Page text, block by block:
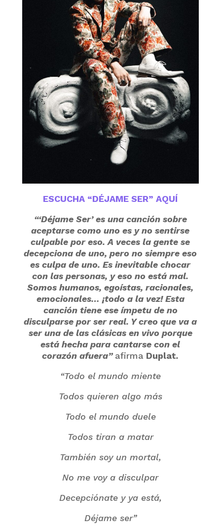
ESCUCHA “DÉJAME SER” AQUÍ
“‘Déjame Ser’ es una canción sobre
aceptarse como uno es y no sentirse
culpable por eso. A veces la gente se
decepciona de uno, pero no siempre eso
es culpa de uno. Es inevitable chocar
con las personas, y eso no está mal.
Somos humanos, egoístas, racionales,
emocionales… ¡todo a la vez! Esta
canción tiene ese ímpetu de no
disculparse por ser real. Y creo que va a
ser una de las clásicas en vivo porque
está hecha para cantarse con el
corazón afuera”afirma Duplat.
“Todo el mundo miente
Todos quieren algo más
Todo el mundo duele
Todos tiran a matar
También soy un mortal,
No me voy a disculpar
Decepciónate y ya está,
Déjame ser”